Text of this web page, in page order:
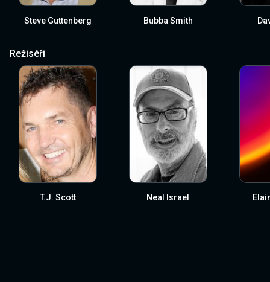
Steve Guttenberg Bubba Smith
Režiséři
T.J. Scott Neal Israel